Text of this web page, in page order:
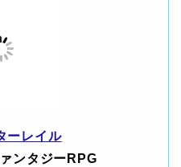
ーレイル
ンタジーRPG